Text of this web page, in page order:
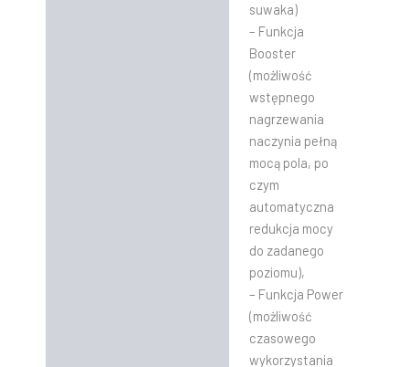
suwaka)
– Funkcja
Booster
(możliwość
wstępnego
nagrzewania
naczynia pełną
mocą pola, po
czym
automatyczna
redukcja mocy
do zadanego
poziomu),
– Funkcja Power
(możliwość
czasowego
wykorzystania